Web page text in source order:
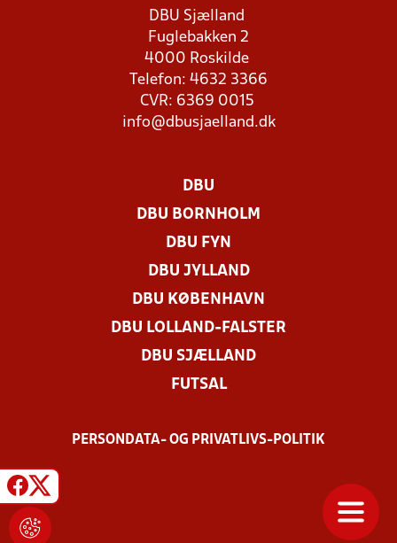
DBU Sjælland
Fuglebakken 2
4000 Roskilde
Telefon: 4632 3366
CVR: 6369 0015
info@dbusjaelland.dk
DBU
DBU BORNHOLM
DBU FYN
DBU JYLLAND
DBU KØBENHAVN
DBU LOLLAND-FALSTER
DBU SJÆLLAND
FUTSAL
PERSONDATA- OG PRIVATLIVS-POLITIK